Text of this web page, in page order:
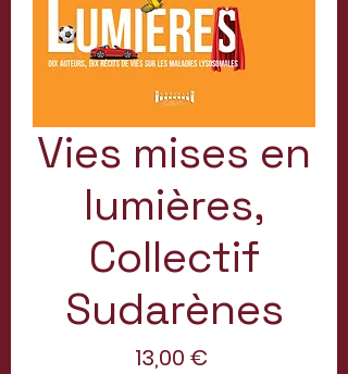
Vies mises en
lumières,
Collectif
Sudarènes
13,00 €